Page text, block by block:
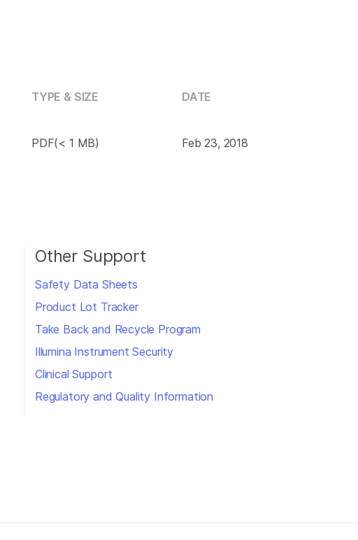
TYPE & SIZE DATE
PDF(< 1 MB) Feb 23, 2018
Other Support
Safety Data Sheets
Product Lot Tracker
Take Back and Recycle Program
Illumina Instrument Security
Clinical Support
Regulatory and Quality Information